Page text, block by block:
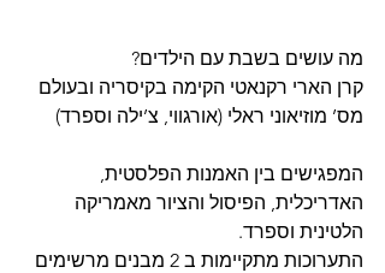
מה עושים בשבת עם הילדים?
קרן הארי רקנאטי הקימה בקיסריה ובעולם
מס’ מוזיאוני ראלי (אורגווי, צ’ילה וספרד)
המפגישים בין האמנות הפלסטית,
האדריכלית, הפיסול והציור מאמריקה
הלטינית וספרד.
התערוכות מתקיימות ב 2 מבנים מרשימים